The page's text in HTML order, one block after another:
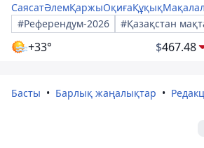
СаясатӘлемҚаржыОқиғаҚұқық
#Референдум-2026
#Қазақстан
+33° $467.48
Басты Барлық жаңалықтар